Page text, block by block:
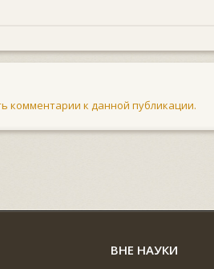
комментарии к данной публикации.
ВНЕ НАУКИ